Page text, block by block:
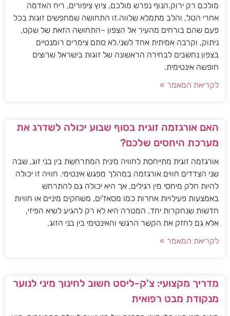
מולכם רק ירוק.הנוף נפרש מולכם, ציוץ ציפורים, ריח האדמה
אחרי הטל, והלב מתמלא שלווה.זו התחושה שמחפשים זוגות בכל
פעם שהם בורחים מהעיר אל הצפון –התחושה הזאת של שקט,
ניתוק, וקרבה אמיתית אחד לשני.לא סתם צימרים רומנטיים
בצפון נחשבים לבחירה הראשונה של זוגות בישראל שרוצים
חופשה אינטימית.
לקריאת המאמר »
האם אורגזמה זוגית בסוף שבוע יכולה לשדרג את
מערכת היחסים שלכם?
אורגזמה זוגית מתייחסת לחוויה מינית המתרחשת בין בני זוג, שבה
שני הצדדים חווים אורגזמה במהלך מפגש אינטימי. חוויה זו יכולה
להיות חלק מיחסי מין רגילים, אך היא יכולה גם להתרחש
באמצעות פעילויות אחרות כמו מסאז'ים, משחקים מיניים או חוויות
חדשות שנחקרות יחד. המטרה היא לא רק להגיע לשיא הפיזי,
אלא גם לחזק את הקשר הרגשי והאינטימי בין בני הזוג.
לקריאת המאמר »
מדריך מקצועי: צ'ק-ליסט חשוב לחינוך מיני לנוער
מנקודת מבט רפואית